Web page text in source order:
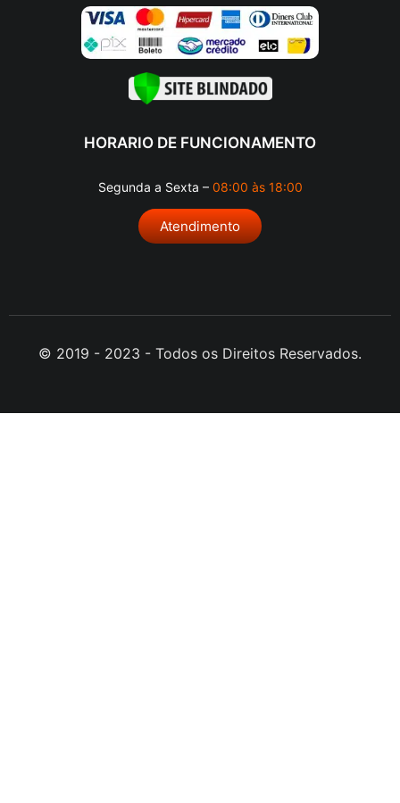
HORARIO DE FUNCIONAMENTO
Segunda a Sexta – 08:00 às 18:00
Atendimento
© 2019 - 2023 - Todos os Direitos Reservados.